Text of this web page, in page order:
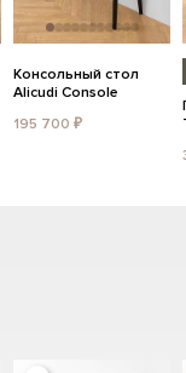
Консольный стол
Alicudi Console
195 700 ₽